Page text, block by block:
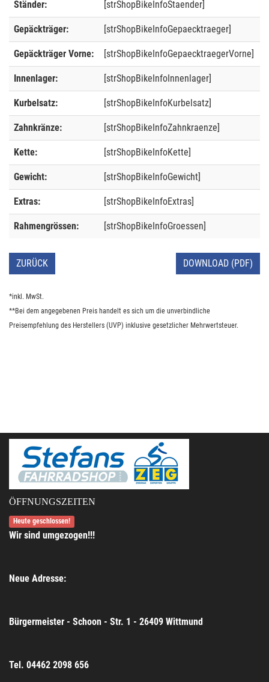
Ständer: [strShopBikeInfoStaender]
Gepäckträger: [strShopBikeInfoGepaecktraeger]
Gepäckträger Vorne: [strShopBikeInfoGepaecktraegerVorne]
Innenlager: [strShopBikeInfoInnenlager]
Kurbelsatz: [strShopBikeInfoKurbelsatz]
Zahnkränze: [strShopBikeInfoZahnkraenze]
Kette: [strShopBikeInfoKette]
Gewicht: [strShopBikeInfoGewicht]
Extras: [strShopBikeInfoExtras]
Rahmengrössen: [strShopBikeInfoGroessen]
ZURÜCK DOWNLOAD (PDF)
*inkl. MwSt.
**Bei dem angegebenen Preis handelt es sich um die unverbindliche
Preisempfehlung des Herstellers (UVP) inklusive gesetzlicher Mehrwertsteuer.
ÖFFNUNGSZEITEN
Heute geschlossen!
Wir sind umgezogen!!!
Neue Adresse:
Bürgermeister - Schoon - Str. 1 - 26409 Wittmund
Tel. 04462 2098 656